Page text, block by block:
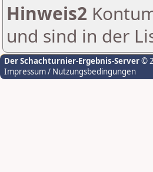
Hinweis2
und sind in der
Der Schachturnier-Ergebnis-Server©
Impressum / Nutzungsbedingungen